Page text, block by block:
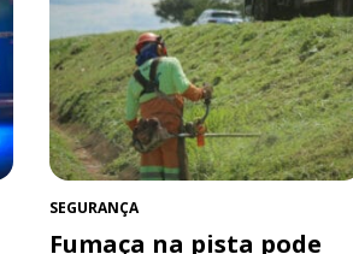
SEGURANÇA
Fumaça na pista pode